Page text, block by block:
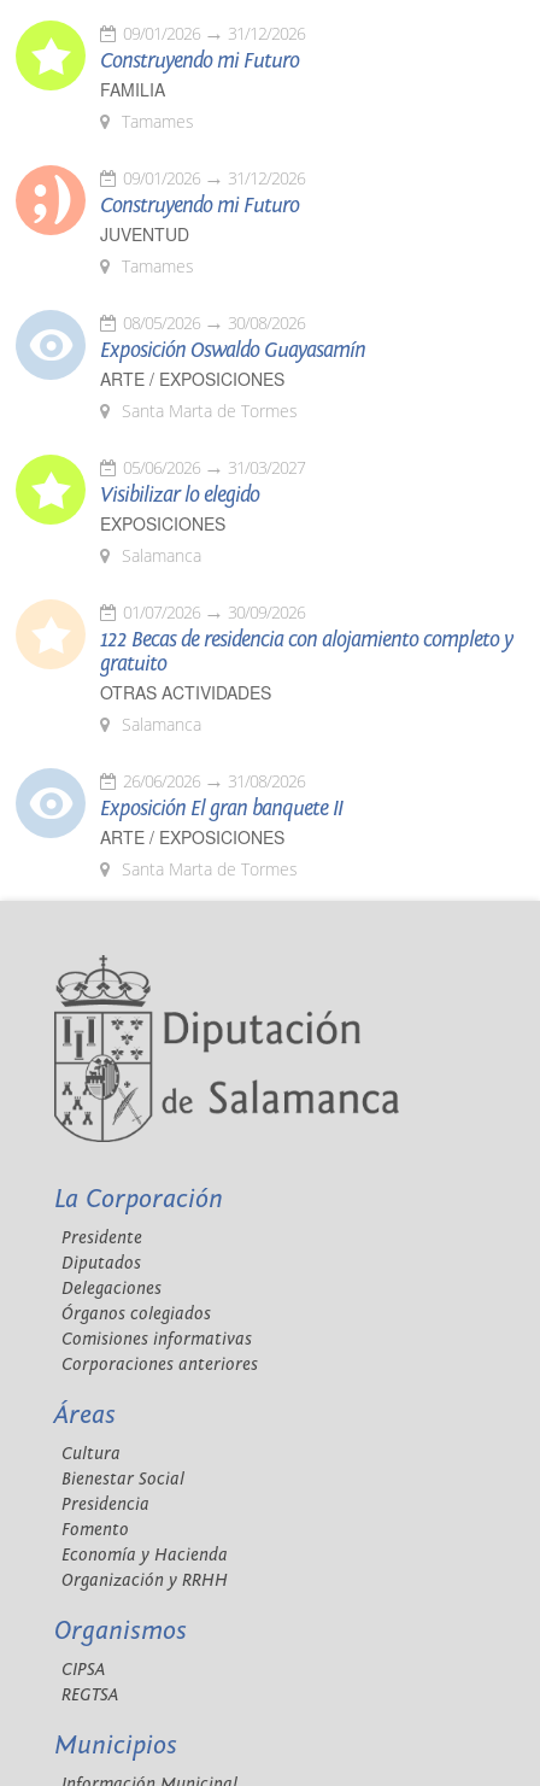
09/01/2026 31/12/2026
Construyendo mi Futuro
FAMILIA
Tamames
09/01/2026 31/12/2026
Construyendo mi Futuro
JUVENTUD
Tamames
08/05/2026 30/08/2026
Exposición Oswaldo Guayasamín
ARTE / EXPOSICIONES
Santa Marta de Tormes
05/06/2026 31/03/2027
Visibilizar lo elegido
EXPOSICIONES
Salamanca
01/07/2026 30/09/2026
122 Becas de residencia con alojamiento completo y
gratuito
OTRAS ACTIVIDADES
Salamanca
26/06/2026 31/08/2026
Exposición El gran banquete II
ARTE / EXPOSICIONES
Santa Marta de Tormes
La Corporación
Presidente
Diputados
Delegaciones
Órganos colegiados
Comisiones informativas
Corporaciones anteriores
Áreas
Cultura
Bienestar Social
Presidencia
Fomento
Economía y Hacienda
Organización y RRHH
Organismos
CIPSA
REGTSA
Municipios